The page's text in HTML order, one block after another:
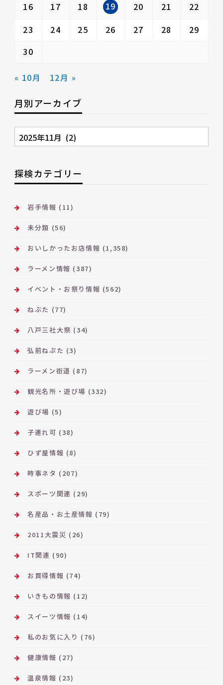
16
17 18 19 20 21
22
23
24 25 26 27 28
29
30
« 10月 12月 »
月別アーカイブ
別
ー
カ
ブ
探検カテゴリー
岩手情報 (11)
未分類 (56)
おいしかったお店情報 (1,358)
ラーメン情報 (387)
イベント・お祭り情報 (562)
ねぶた (77)
八戸三社大祭 (34)
弘前ねぷた (3)
ラーメン街道 (87)
観光名所・遊び場 (332)
遊び場 (5)
子連れ可 (38)
ひず屋情報 (8)
時事ネタ (207)
スポーツ関連 (29)
名産品・お土産情報 (79)
2011大震災 (26)
IT関連 (90)
お買得情報 (74)
いきもの情報 (12)
スイーツ情報 (14)
私のお気に入り (76)
健康情報 (27)
温泉情報 (23)